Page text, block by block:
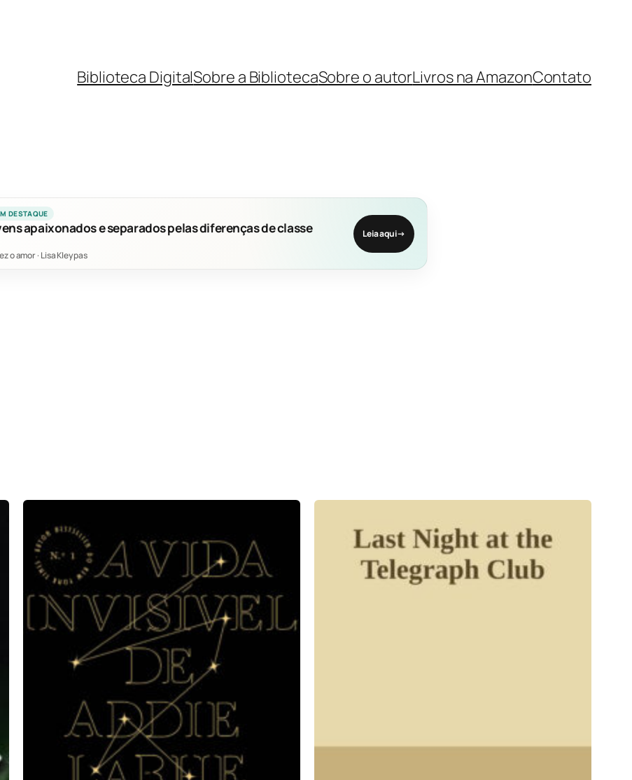
Biblioteca DigitalSobre a BibliotecaSobre o autorLivros na AmazonContato
DESTAQUE
apaixonados e separados pelas diferenças de classe
o amor · Lisa Kleypas
Leia aqui→